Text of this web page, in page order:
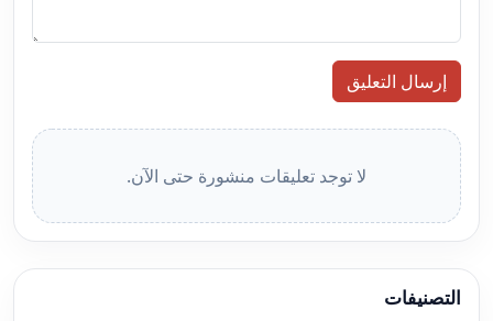
إرسال التعليق
لا توجد تعليقات منشورة حتى الآن.
التصنيفات